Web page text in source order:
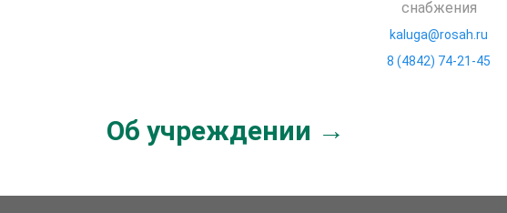
снабжения
kaluga@rosah.ru
8 (4842) 74-21-45
Об учреждении →